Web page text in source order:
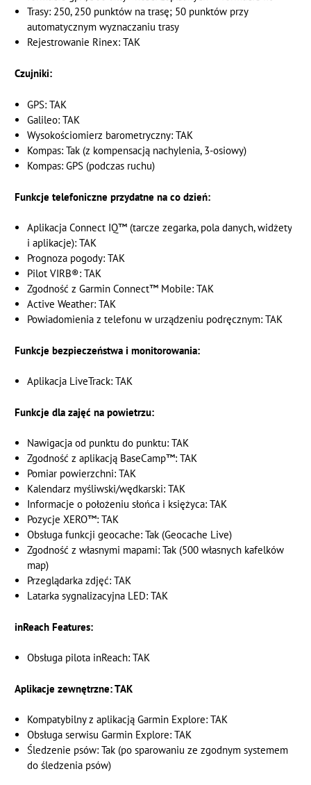
Trasy: 250, 250 punktów na trasę; 50 punktów przy
automatycznym wyznaczaniu trasy
Rejestrowanie Rinex: TAK
Czujniki:
GPS: TAK
Galileo: TAK
Wysokościomierz barometryczny: TAK
Kompas: Tak (z kompensacją nachylenia, 3-osiowy)
Kompas: GPS (podczas ruchu)
Funkcje telefoniczne przydatne na co dzień:
Aplikacja Connect IQ™ (tarcze zegarka, pola danych, widżety
i aplikacje): TAK
Prognoza pogody: TAK
Pilot VIRB®: TAK
Zgodność z Garmin Connect™ Mobile: TAK
Active Weather: TAK
Powiadomienia z telefonu w urządzeniu podręcznym: TAK
Funkcje bezpieczeństwa i monitorowania:
Aplikacja LiveTrack: TAK
Funkcje dla zajęć na powietrzu:
Nawigacja od punktu do punktu: TAK
Zgodność z aplikacją BaseCamp™: TAK
Pomiar powierzchni: TAK
Kalendarz myśliwski/wędkarski: TAK
Informacje o położeniu słońca i księżyca: TAK
Pozycje XERO™: TAK
Obsługa funkcji geocache: Tak (Geocache Live)
Zgodność z własnymi mapami: Tak (500 własnych kafelków
map)
Przeglądarka zdjęć: TAK
Latarka sygnalizacyjna LED: TAK
inReach Features:
Obsługa pilota inReach: TAK
Aplikacje zewnętrzne: TAK
Kompatybilny z aplikacją Garmin Explore: TAK
Obsługa serwisu Garmin Explore: TAK
Śledzenie psów: Tak (po sparowaniu ze zgodnym systemem
do śledzenia psów)